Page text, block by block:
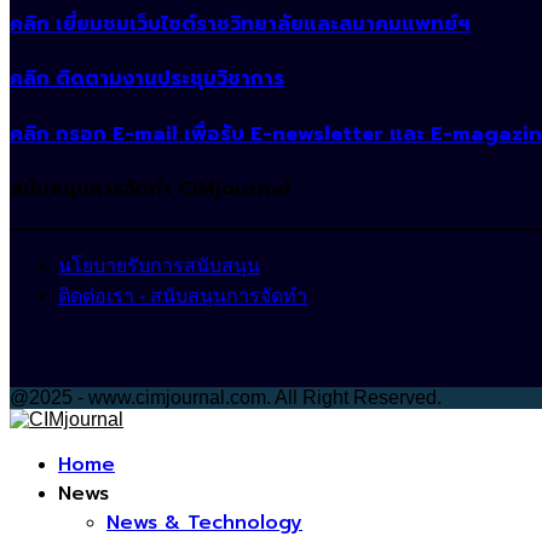
คลิก เยี่ยมชมเว็บไซต์ราชวิทยาลัยและสมาคมแพทย์ฯ
คลิก ติดตามงานประชุมวิชาการ
คลิก กรอก E-mail เพื่อรับ E-newsletter และ E-
สนับสนุนการจัดทำ CIMjournal
นโยบายรับการสนับสนุน
ติดต่อเรา - สนับสนุนการจัดทำ
@2025 - www.cimjournal.com. All Right Reserved.
Home
News
News & Technology